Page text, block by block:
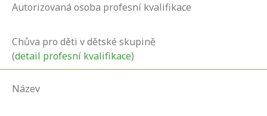
Autorizovaná osoba profesní kvalifikace
Chůva pro děti v dětské skupině
(detail profesní kvalifikace)
Název